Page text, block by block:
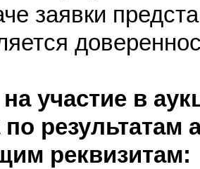
заявки
участие в
результатам
реквизитам: